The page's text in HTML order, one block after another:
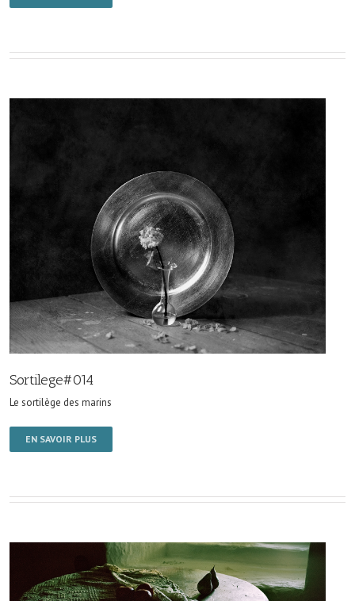
Sortilege#014
Le sortilège des marins
EN SAVOIR PLUS